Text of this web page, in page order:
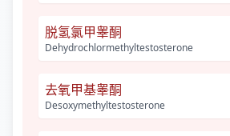
脱氢氯甲睾酮
Dehydrochlormethyltestosterone
去氧甲基睾酮
Desoxymethyltestosterone